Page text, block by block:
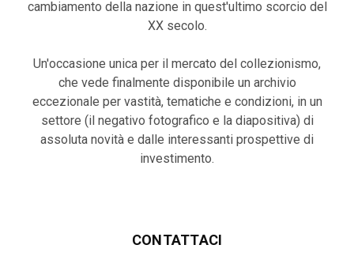
cambiamento della nazione in quest'ultimo scorcio del
XX secolo.
Un'occasione unica per il mercato del collezionismo,
che vede finalmente disponibile un archivio
eccezionale per vastità, tematiche e condizioni, in un
settore (il negativo fotografico e la diapositiva) di
assoluta novità e dalle interessanti prospettive di
investimento.
CONTATTACI